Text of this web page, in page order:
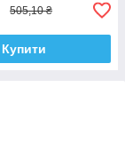
505,10 ₴
Купити